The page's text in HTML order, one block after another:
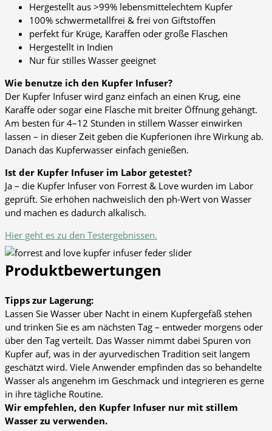
Hergestellt aus >99% lebensmittelechtem Kupfer
100% schwermetallfrei & frei von Giftstoffen
perfekt für Krüge, Karaffen oder große Flaschen
Hergestellt in Indien
Nur für stilles Wasser geeignet
Wie benutze ich den Kupfer Infuser?
Der Kupfer Infuser wird ganz einfach an einen Krug, eine
Karaffe oder sogar eine Flasche mit breiter Öffnung gehängt.
Am besten für 4–12 Stunden in stillem Wasser einwirken
lassen – in dieser Zeit geben die Kupferionen ihre Wirkung ab.
Danach das Kupferwasser einfach genießen.
Ist der Kupfer Infuser im Labor getestet?
Ja – die Kupfer Infuser von Forrest & Love wurden im Labor
geprüft. Sie erhöhen nachweislich den ph-Wert von Wasser
und machen es dadurch alkalisch.
Hier geht es zu den Testergebnissen.
Produktbewertungen
Tipps zur Lagerung:
Lassen Sie Wasser über Nacht in einem Kupfergefäß stehen
und trinken Sie es am nächsten Tag – entweder morgens oder
über den Tag verteilt. Das Wasser nimmt dabei Spuren von
Kupfer auf, was in der ayurvedischen Tradition seit langem
geschätzt wird. Viele Anwender empfinden das so behandelte
Wasser als angenehm im Geschmack und integrieren es gerne
in ihre tägliche Routine.
Wir empfehlen, den Kupfer Infuser nur mit stillem
Wasser zu verwenden.